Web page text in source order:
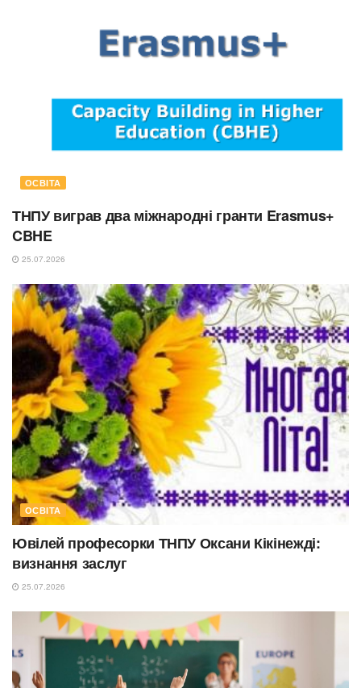
ОСВІТА
ТНПУ виграв два міжнародні гранти Erasmus+
CBHE
25.07.2026
ОСВІТА
Ювілей професорки ТНПУ Оксани Кікінежді:
визнання заслуг
25.07.2026